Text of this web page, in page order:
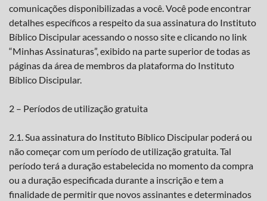
comunicações disponibilizadas a você. Você pode encontrar
detalhes específicos a respeito da sua assinatura do Instituto
Bíblico Discipular acessando o nosso site e clicando no link
“Minhas Assinaturas”, exibido na parte superior de todas as
páginas da área de membros da plataforma do Instituto
Bíblico Discipular.
2 – Períodos de utilização gratuita
2.1. Sua assinatura do Instituto Bíblico Discipular poderá ou
não começar com um período de utilização gratuita. Tal
período terá a duração estabelecida no momento da compra
ou a duração especificada durante a inscrição e tem a
finalidade de permitir que novos assinantes e determinados